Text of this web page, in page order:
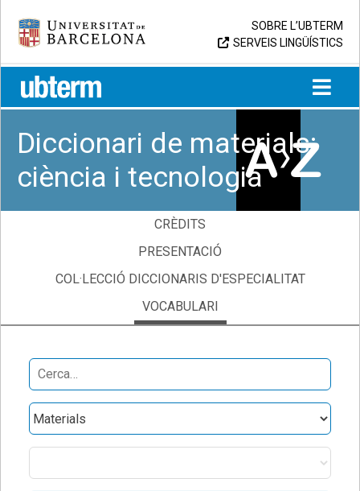
content
Universitat de Barcelona
SOBRE L’UBTERM
SERVEIS LINGÜÍSTICS
UB > UBTERM
Diccionari de materials:
ciència i tecnologia
CRÈDITS
PRESENTACIÓ
COL·LECCIÓ DICCIONARIS D'ESPECIALITAT
VOCABULARI
Search
for:
Obres